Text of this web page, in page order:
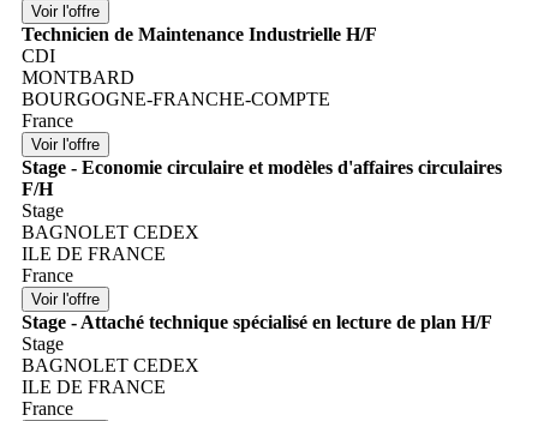
Technicien de Maintenance Industrielle H/F
CDI
MONTBARD
BOURGOGNE-FRANCHE-COMPTE
France
Stage - Economie circulaire et modèles d'affaires circulaires
F/H
Stage
BAGNOLET CEDEX
ILE DE FRANCE
France
Stage - Attaché technique spécialisé en lecture de plan H/F
Stage
BAGNOLET CEDEX
ILE DE FRANCE
France